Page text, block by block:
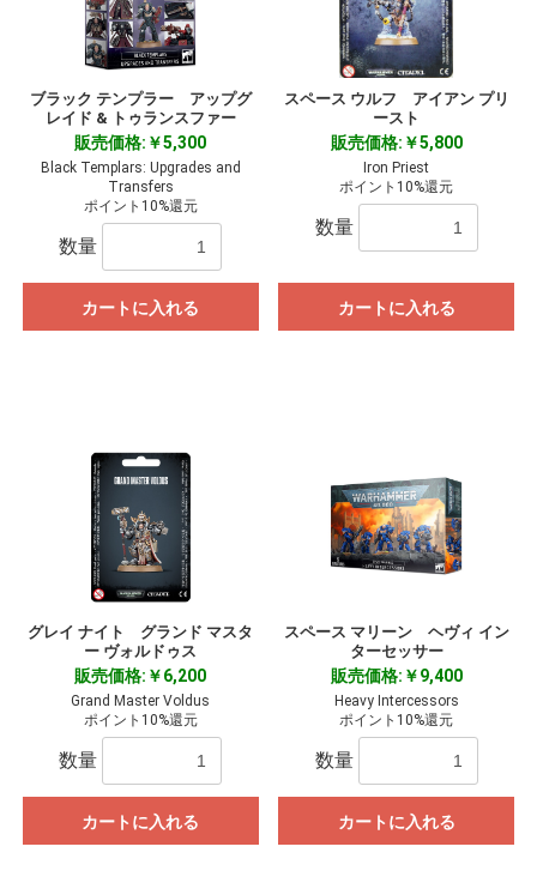
ブラック テンプラー アップグ
レイド & トゥランスファー
販売価格:￥5,300
Black Templars: Upgrades and
Transfers
ポイント10%還元
数量
カートに入れる
スペース ウルフ アイアン プリ
ースト
販売価格:￥5,800
Iron Priest
ポイント10%還元
数量
カートに入れる
グレイ ナイト グランド マスタ
ー ヴォルドゥス
販売価格:￥6,200
Grand Master Voldus
ポイント10%還元
数量
カートに入れる
スペース マリーン ヘヴィ イン
ターセッサー
販売価格:￥9,400
Heavy Intercessors
ポイント10%還元
数量
カートに入れる